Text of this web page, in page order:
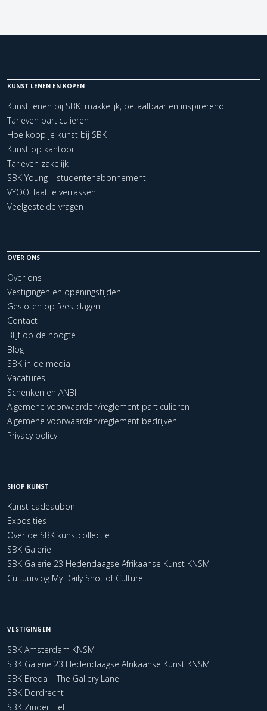
KUNST LENEN EN KOPEN
Kunst lenen bij SBK: makkelijk, betaalbaar en inspirerend
Tarieven particulieren
Hoe koop je kunst bij SBK
Kunst op kantoor
Tarieven zakelijk
SBK Young – studentenabonnement
VYOO: laat je verrassen
Veelgestelde vragen
OVER ONS
Over ons
Vestigingen en openingstijden
Gesloten op feestdagen
Contact
Blijf op de hoogte
Blog
SBK in de media
Vacatures
Schenken en ANBI
Algemene voorwaarden/reglement particulieren
Algemene voorwaarden/reglement bedrijven
Privacy policy
SHOP KUNST
Kunst cadeaubon
Exposities
Over de SBK kunstcollectie
SBK Galerie
SBK Galerie 23 Hedendaagse Afrikaanse Kunst KNSM
Cultuurvlog My Daily Shot of Culture
VESTIGINGEN
SBK Amsterdam KNSM
SBK Galerie 23 Hedendaagse Afrikaanse Kunst KNSM
SBK Breda | The Gallery Lane
SBK Dordrecht
SBK Zinder Tiel